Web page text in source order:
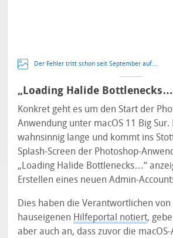
Der Fehler tritt schon seit September auf…
„Loading Halide
Konkret geht es um den Start der
Anwendung unter macOS 11 Big
wahnsinnig lange und kommt ins
Splash-Screen der Photoshop-
„Loading Halide Bottlenecks…“
Erstellen eines neuen Admin-
Dies haben die Verantwortlichen
hauseigenen Hilfeportal notiert,
aber auch an, dass zuvor die